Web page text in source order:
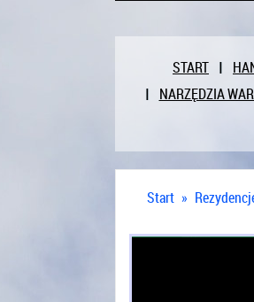
START
NARZĘDZIA
Start »